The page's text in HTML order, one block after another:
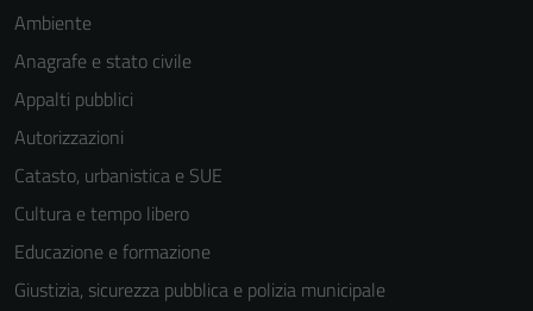
Ambiente
Anagrafe e stato civile
Appalti pubblici
Autorizzazioni
Catasto, urbanistica e SUE
Cultura e tempo libero
Educazione e formazione
Giustizia, sicurezza pubblica e polizia municipale